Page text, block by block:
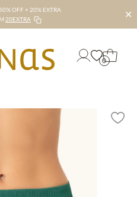
OFF + 20% EXTRA
20EXTRA ✕
0